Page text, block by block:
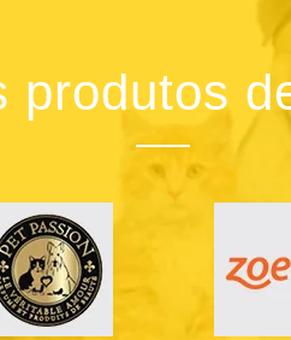
produtos